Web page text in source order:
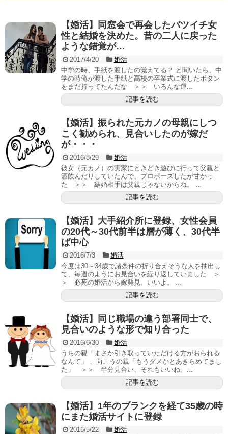
【婚活】同窓会で再会したバツイチ女
性と結婚を決めた。昔の二人に戻った
ような錯覚が…
2017/4/20
婚活
中学の時、手紙を渡したの覚えてる？ と聞いたら、中
学の時俺が渡した手紙と高校の卒業式に渡したボタン
をまだ持ってたんだな ＞＞ いろんな運...
記事を読む
【婚活】振られた元カノの母親にしつ
こく勧められ、見合いしたのが嫁だ
が・・・
2016/8/29
婚活
彼女（元カノ）の実家にときどき遊びに行って父親と
酒飲んだりしていたんで、プロポーズしたが甘かっ
た ＞＞ 結婚相手は父親じゃないからね。 ...
記事を読む
【婚活】大手紹介所に登録、女性会員
の20代～30代前半は層が薄く、30代半
ば中心
2016/7/3
婚活
今度は30～34歳で諸条件の折り合えそうな人を抽出し
て、毎週のようにお見合いを繰り返していました ＞
＞ 必死の婚活から嫁発見、いいよ。 ...
記事を読む
【婚活】同じ職場の違う部署同士で、
見合いのような形で知り合った
2016/6/30
婚活
うちの親「まさか引き取っていただける方がおられる
なんて」 、向こうの親「もうダメかとあきらめてまし
た」 ＞＞ 半分見合い、それもいいね。...
記事を読む
【婚活】1年のブランクを経て35歳の時
にまた婚活サイトに登録
2016/5/22
婚活